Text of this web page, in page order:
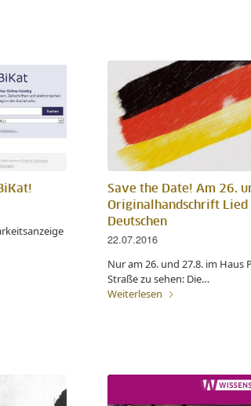
Save the Date! Am 26.
Originalhandschrift Lied
Deutschen
22.07.2016
Nur am 26. und 27.8. im Haus
Straße zu sehen: Die…
Weiterlesen